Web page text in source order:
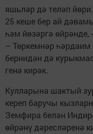
яшьләр дә теләп
25 кеше бер ай
һәм йөзәргә
– Төркемнәр
бернидән дә
генә кирәк.
Кулларына шактый
кереп баручы
Земфира белән
өйрәнү дәресләренә